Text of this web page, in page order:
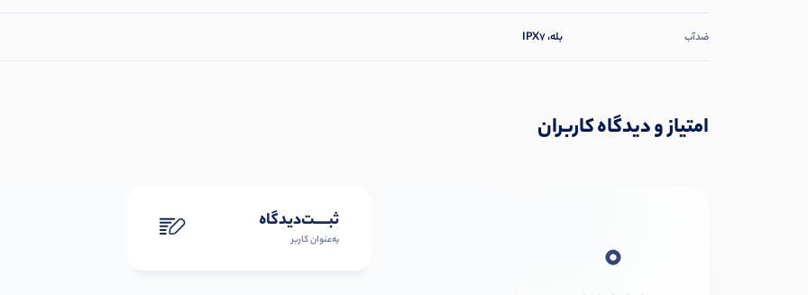
ضدآب بله، IPX7
امتیاز و دیدگاه کاربران
0
ثبـــــت‌دیدگاه
به‌عنوان کاربر